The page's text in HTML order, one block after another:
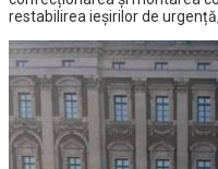
restabilirea ieșirilor de